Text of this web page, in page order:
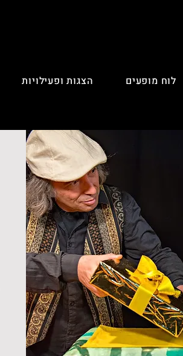
לוח מופעים הצגות ופעילויות